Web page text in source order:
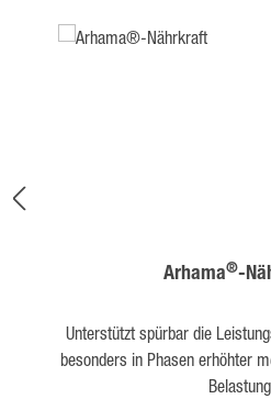
Arhama®-
Unterstützt spürbar die
besonders in Phasen erhöhter